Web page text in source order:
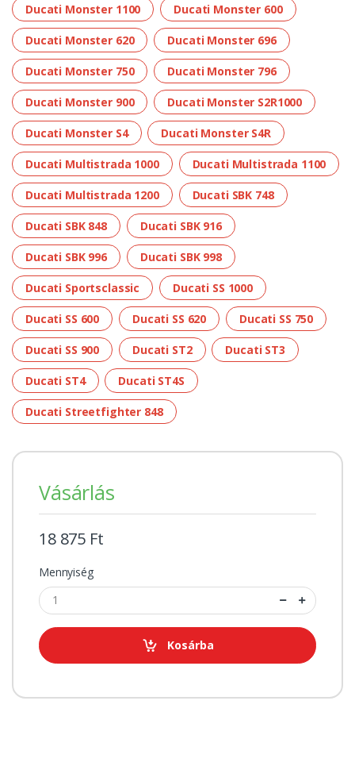
Ducati Monster 1100 Ducati Monster 600
Ducati Monster 620 Ducati Monster 696
Ducati Monster 750 Ducati Monster 796
Ducati Monster 900 Ducati Monster S2R1000
Ducati Monster S4 Ducati Monster S4R
Ducati Multistrada 1000 Ducati Multistrada 1100
Ducati Multistrada 1200 Ducati SBK 748
Ducati SBK 848 Ducati SBK 916
Ducati SBK 996 Ducati SBK 998
Ducati Sportsclassic Ducati SS 1000
Ducati SS 600 Ducati SS 620 Ducati SS 750
Ducati SS 900 Ducati ST2 Ducati ST3
Ducati ST4 Ducati ST4S
Ducati Streetfighter 848
Vásárlás
18 875 Ft
Mennyiség
Kosárba